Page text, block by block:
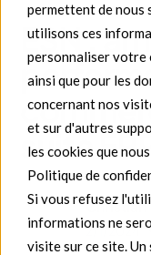
permettent de nous
utilisons ces
personnaliser votre
ainsi que pour les
concernant nos
et sur d'autres
les cookies que
Politique de
Si vous refusez
informations ne
visite sur ce site.
ESN :
suite
Christian
2/1/2024